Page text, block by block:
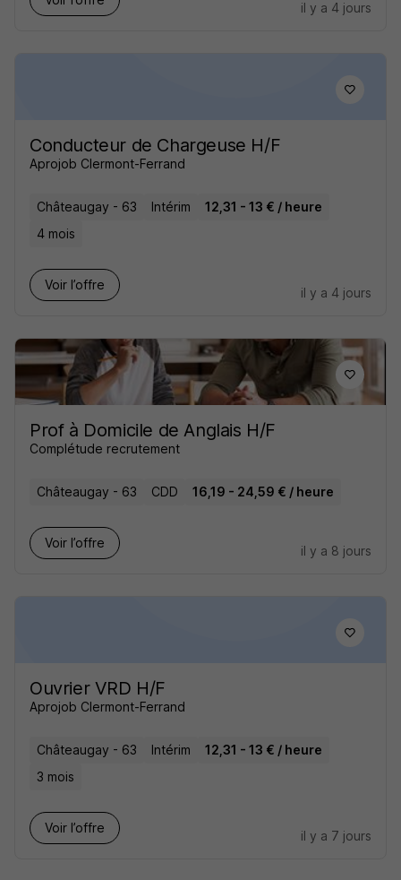
il y a 4 jours
Conducteur de Chargeuse H/F
Aprojob Clermont-Ferrand
Châteaugay - 63 Intérim
12,31 - 13 € / heure
4 mois
Voir l’offre
il y a 4 jours
Prof à Domicile de Anglais H/F
Complétude recrutement
Châteaugay - 63 CDD 16,19 - 24,59 € / heure
Voir l’offre
il y a 8 jours
Ouvrier VRD H/F
Aprojob Clermont-Ferrand
Châteaugay - 63 Intérim
12,31 - 13 € / heure
3 mois
Voir l’offre
il y a 7 jours